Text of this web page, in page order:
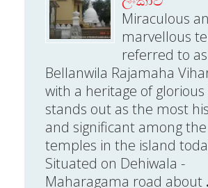
Miraculous
marvellous
referred to
Bellanwila Rajamaha
with a heritage of glorious
stands out as the most
and significant among
temples in the island
Situated on Dehiwala -
Maharagama road about